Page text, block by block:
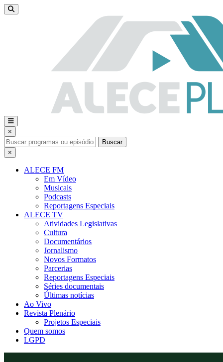
×
Buscar
×
ALECE FM
Em Vídeo
Musicais
Podcasts
Reportagens Especiais
ALECE TV
Atividades Legislativas
Cultura
Documentários
Jornalismo
Novos Formatos
Parcerias
Reportagens Especiais
Séries documentais
Últimas notícias
Ao Vivo
Revista Plenário
Projetos Especiais
Quem somos
LGPD